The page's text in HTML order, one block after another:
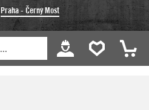
Praha - Černý Most